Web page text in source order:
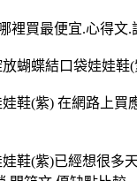
裡買最便宜.心得
蝴蝶結口袋娃娃
鞋(紫) 在網路上
鞋(紫)已經想很